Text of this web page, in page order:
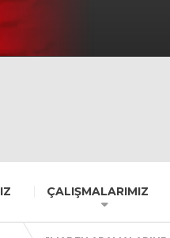
ÇALIŞMALARIMIZ